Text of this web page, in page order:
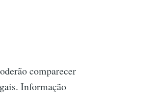
comparecer
Informação